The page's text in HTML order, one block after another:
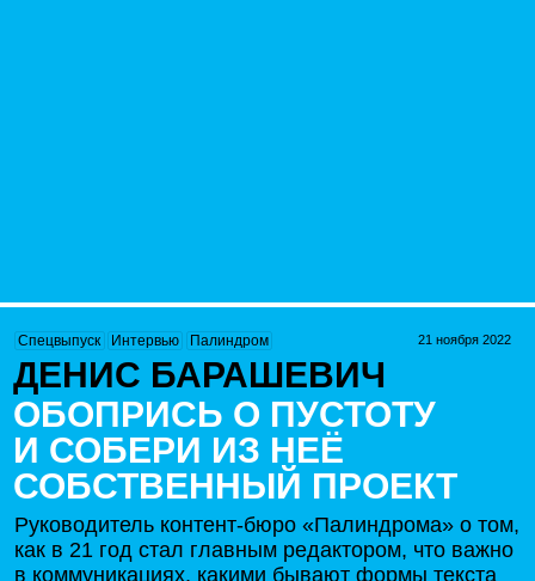
Спецвыпуск Интервью Палиндром 21 ноября 2022
ДЕНИС БАРАШЕВИЧ
ОБОПРИСЬ О ПУСТОТУ
И СОБЕРИ ИЗ НЕЁ
СОБСТВЕННЫЙ ПРОЕКТ
Руководитель контент-бюро «Палиндрома» о том,
как в 21 год стал главным редактором, что важно
в коммуникациях, какими бывают формы текста